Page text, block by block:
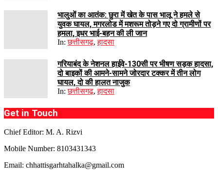
भालुओं का आतंक: छुरा में खेत के पास भालू ने हमले से
युवक घायल, मगरलोड में मशरूम तोड़ने गए दो ग्रामीणों पर
हमला, इधर भाई-बहन की ली जान
In: छत्तीसगढ़,हादसा
गरियाबंद के नेशनल हाईवे-130सी पर भीषण सड़क हादसा,
दो बाइकों की आमने-सामने जोरदार टक्कर में तीन लोग
घायल, दो की हालत नाजुक
In: छत्तीसगढ़,हादसा
Get in Touch
Chief Editor: M. A. Rizvi
Mobile Number: 8103431343
Email: chhattisgarhtahalka@gmail.com